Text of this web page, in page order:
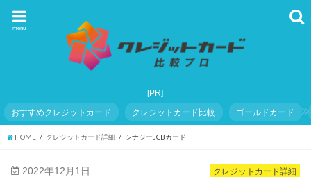
menu
おすすめクレジットカード クレジットカード比較 ゴールドカード
HOME クレジットカード詳細 シナジーJCBカード
クレジットカード詳細
2022年12月1日